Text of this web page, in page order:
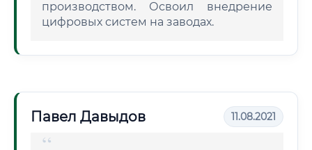
производством. Освоил внедрение
цифровых систем на заводах.
Павел Давыдов 11.08.2021